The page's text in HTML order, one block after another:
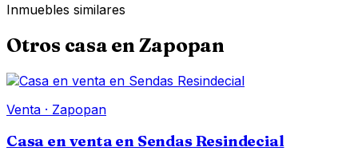
Inmuebles similares
Otros casa en Zapopan
Venta · Zapopan
Casa en venta en Sendas Resindecial